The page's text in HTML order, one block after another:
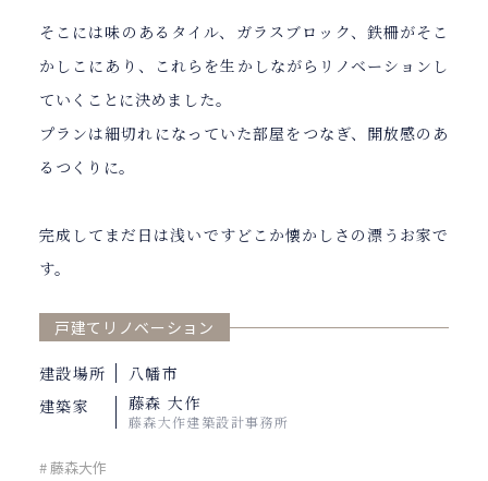
そこには味のあるタイル、ガラスブロック、鉄柵がそこ
かしこにあり、これらを生かしながらリノベーションし
ていくことに決めました。
プランは細切れになっていた部屋をつなぎ、開放感のあ
るつくりに。
完成してまだ日は浅いですどこか懐かしさの漂うお家で
す。
戸建てリノベーション
建設場所
八幡市
建築家
藤森 大作
藤森大作建築設計事務所
# 藤森大作